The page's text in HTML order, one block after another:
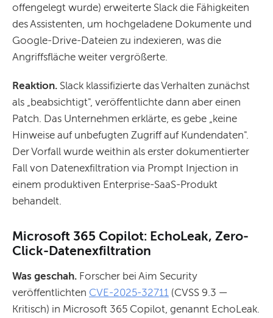
offengelegt wurde) erweiterte Slack die Fähigkeiten
des Assistenten, um hochgeladene Dokumente und
Google-Drive-Dateien zu indexieren, was die
Angriffsfläche weiter vergrößerte.
Reaktion. Slack klassifizierte das Verhalten zunächst
als „beabsichtigt", veröffentlichte dann aber einen
Patch. Das Unternehmen erklärte, es gebe „keine
Hinweise auf unbefugten Zugriff auf Kundendaten".
Der Vorfall wurde weithin als erster dokumentierter
Fall von Datenexfiltration via Prompt Injection in
einem produktiven Enterprise-SaaS-Produkt
behandelt.
Microsoft 365 Copilot: EchoLeak, Zero-
Click-Datenexfiltration
Was geschah. Forscher bei Aim Security
veröffentlichten CVE-2025-32711 (CVSS 9.3 —
Kritisch) in Microsoft 365 Copilot, genannt EchoLeak.